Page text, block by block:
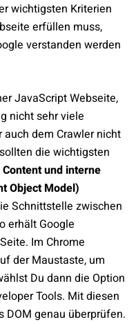
wichtigsten Kriterien
erfüllen muss,
verstanden werden
JavaScript Webseite,
nicht sehr viele
dem Crawler nicht
die wichtigsten
und interne
Object Model)
Schnittstelle zwischen
erhält Google
Im Chrome
der Maustaste, um
Du dann die Option
Tools. Mit diesen
DOM genau überprüfen.